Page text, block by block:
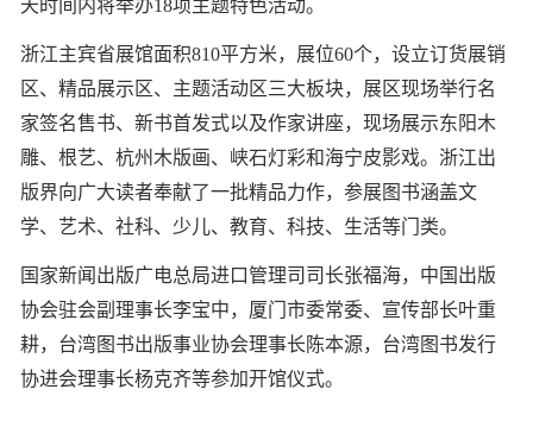
天时间内将举办18项主题特色活动。
浙江主宾省展馆面积810平方米，展位60个，设立订货展销
区、精品展示区、主题活动区三大板块，展区现场举行名
家签名售书、新书首发式以及作家讲座，现场展示东阳木
雕、根艺、杭州木版画、峡石灯彩和海宁皮影戏。浙江出
版界向广大读者奉献了一批精品力作，参展图书涵盖文
学、艺术、社科、少儿、教育、科技、生活等门类。
国家新闻出版广电总局进口管理司司长张福海，中国出版
协会驻会副理事长李宝中，厦门市委常委、宣传部长叶重
耕，台湾图书出版事业协会理事长陈本源，台湾图书发行
协进会理事长杨克齐等参加开馆仪式。